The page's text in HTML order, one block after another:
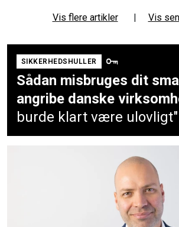
Vis flere artikler | Vis
SIKKERHEDSHULLER
Sådan misbruges dit
angribe danske
burde klart være ulovligt"